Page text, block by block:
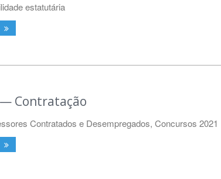
estatutária
— Contratação
Contratados e Desempregados, Concursos 2021